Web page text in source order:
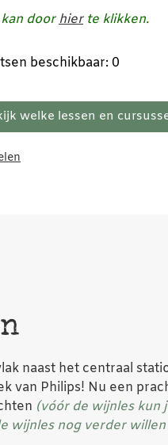
doorhierte klikken.
beschikbaar: 0
welke lessen en
naast het centraal
van Philips! Nu een
(vóór de wijnles kun
wijnles nog verder